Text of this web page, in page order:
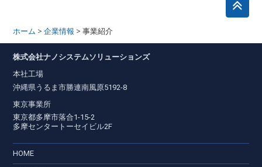
ホーム > 企業情報 > 事業紹介
株式会社ナノシステムソリューションズ
本社工場
沖縄県うるま市勝連南風原5192-8
東京事業所
東京都多摩市落合1-15-2
多摩センタートーセイビル2F
HOME